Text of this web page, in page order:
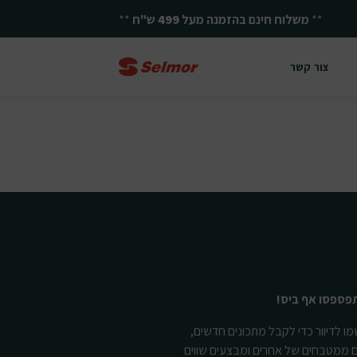
** משלוח חינם בהזמנה מעל499ש"ח **
צור קשר
אף ביס!
לדיוור כדי לקבל מתכונים חדשים,
ממטבחים של אחרים ומבצעים שווים